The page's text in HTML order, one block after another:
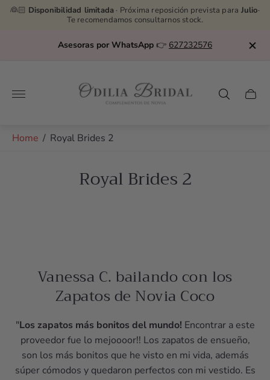
👰🏻 Disponibilidad limitada · Próxima reposición prevista para Julio·
Te recomendamos consultarnos stock.
Asesoras por WhatsApp 👉 627232576
Store
logo"
Cart
Home / Royal Brides 2
Royal Brides 2
Vanessa C. bailando con los
Zapatos de Novia Coco
"Los zapatos más bonitos del mundo! Encontrar a este
proveedor fue lo mejoooor!! Los zapatos de ensueño,
son los más bonitos que he visto en mi vida, además
súper cómodos y quedaron perfectos con mi vestido. Es